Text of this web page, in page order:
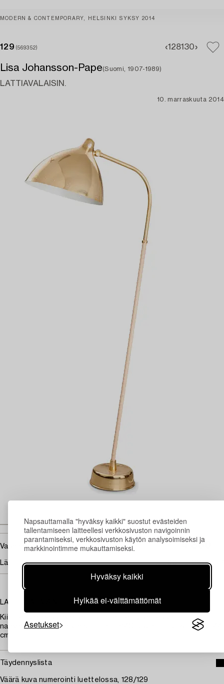
Napsauttamalla "hyväksy kaikki" suostut evästeiden
tallentamiseen laitteellesi verkkosivuston navigoinnin
parantamiseksi, verkkosivuston käytön analysoimiseksi ja
markkinointimme mukauttamiseksi.
Hyväksy kaikki
Hylkää ei-välttämättömät
Asetukset
MODERN & CONTEMPORARY, HELSINKI SYKSY 2014
129 (569352) 128130
Lisa Johansson-Pape(Suomi, 1907-1989)
LATTIAVALAISIN.
10. marraskuuta 2014
Vasarahinta 4 800
Lähtöhinta 2 500 - 3 000 EUR
LATTIAVALAISIN.
Kiillotettua messinkiä, varjostin rei'itetty, varressa
nahkapunosta. Valmistanut Orno. 1940-luvun loppu. Korkeus 144
cm.
Täydennyslista
Väärä kuva numerointi luettelossa, 128/129